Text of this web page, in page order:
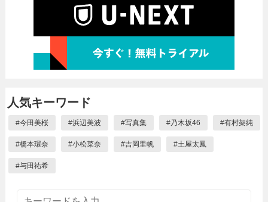
人気キーワード
#今田美桜 #浜辺美波 #写真集 #乃木坂46 #有村架純
#橋本環奈 #小松菜奈 #吉岡里帆 #土屋太鳳
#与田祐希